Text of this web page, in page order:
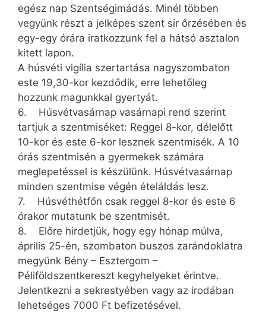
egész nap Szentségimádás. Minél többen
vegyünk részt a jelképes szent sír őrzésében és
egy-egy órára iratkozzunk fel a hátsó asztalon
kitett lapon.
A húsvéti vigília szertartása nagyszombaton
este 19,30-kor kezdődik, erre lehetőleg
hozzunk magunkkal gyertyát.
6. Húsvétvasárnap vasárnapi rend szerint
tartjuk a szentmiséket: Reggel 8-kor, délelőtt
10-kor és este 6-kor lesznek szentmisék. A 10
órás szentmisén a gyermekek számára
meglepetéssel is készülünk. Húsvétvasárnap
minden szentmise végén ételáldás lesz.
7. Húsvéthétfőn csak reggel 8-kor és este 6
órakor mutatunk be szentmisét.
8. Előre hirdetjük, hogy egy hónap múlva,
április 25-én, szombaton buszos zarándoklatra
megyünk Bény – Esztergom –
Péliföldszentkereszt kegyhelyeket érintve.
Jelentkezni a sekrestyében vagy az irodában
lehetséges 7000 Ft befizetésével.